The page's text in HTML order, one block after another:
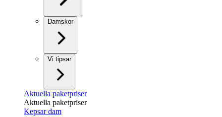
Damskor
Vi tipsar
Aktuella paketpriser
Aktuella paketpriser
Kepsar dam